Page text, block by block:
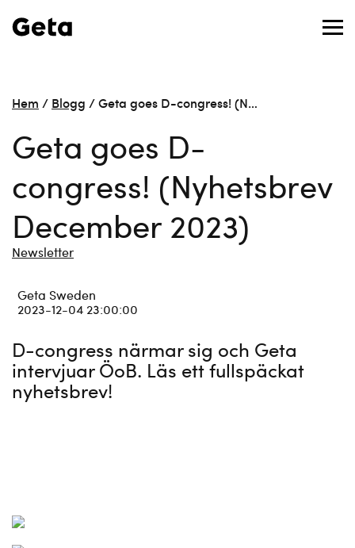
Hem / Blogg /Geta goes D-congress! (N…
Geta goes D-
congress! (Nyhetsbrev
December 2023)
Newsletter
Geta Sweden
2023-12-04 23:00:00
D-congress närmar sig och Geta
intervjuar ÖoB. Läs ett fullspäckat
nyhetsbrev!